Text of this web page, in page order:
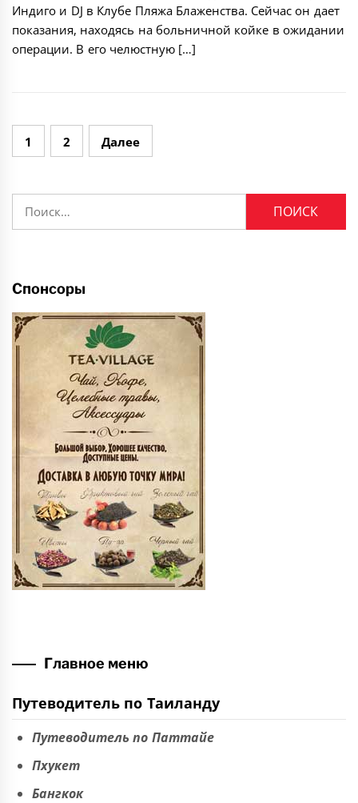
Индиго и DJ в Клубе Пляжа Блаженства. Сейчас он дает
показания, находясь на больничной койке в ожидании
операции. В его челюстную […]
Навигация
записям
1 2 Далее
Найти:
Спонсоры
Главное меню
Путеводитель по Таиланду
Путеводитель по Паттайе
Пхукет
Бангкок